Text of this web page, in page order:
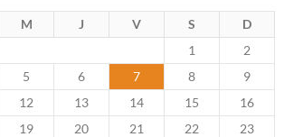
M J V S
D
1
2
5 6 7 8
9
12 13 14 15
16
19 20 21 22
23